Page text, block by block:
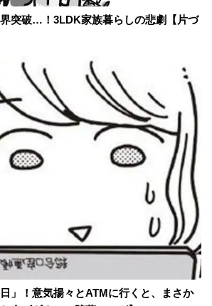
突破…！3LDK家族暮らしの悲劇【片づ
」！意気揚々とATMに行くと、まさか